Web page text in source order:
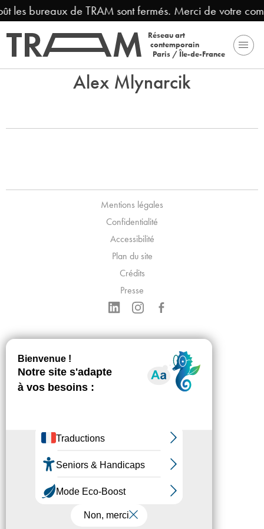
les bureaux de TRAM sont fermés. Merci de votre
Réseau art
contemporain
Paris / Île-de-France
Alex Mlynarcik
Mentions légales
Confidentialité
Accessibilité
Plan du site
Crédits
Presse